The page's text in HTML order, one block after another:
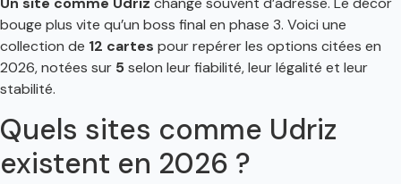
bouge plus vite qu’un boss final en phase 3. Voici une
collection de 12 cartes pour repérer les options citées en
2026, notées sur 5selon leur fiabilité, leur légalité et leur
stabilité.
Quels sites comme Udriz
existent en 2026 ?